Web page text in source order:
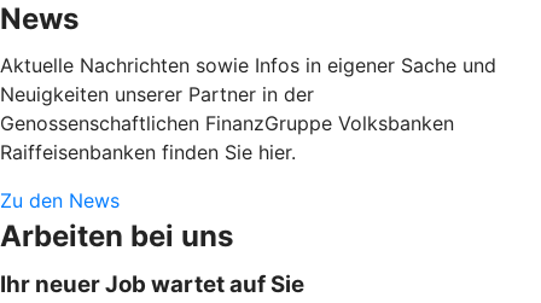
News
Aktuelle Nachrichten sowie Infos in eigener Sache und
Neuigkeiten unserer Partner in der
Genossenschaftlichen FinanzGruppe Volksbanken
Raiffeisenbanken finden Sie hier.
Zu den News
Arbeiten bei uns
Ihr neuer Job wartet auf Sie